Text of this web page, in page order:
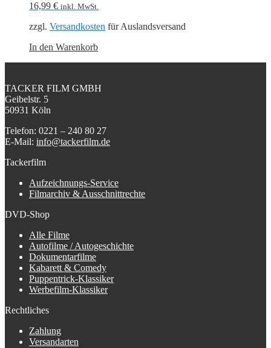
16,99 € inkl. MwSt.
zzgl. Versandkosten für Auslandsversand
In den Warenkorb
TACKER FILM GMBH
Geibelstr. 5
50931 Köln
Telefon: 0221 – 240 80 27
E-Mail: info@tackerfilm.de
Tackerfilm
Aufzeichnungs-Service
Filmarchiv & Ausschnittrechte
DVD-Shop
Alle Filme
Autofilme / Autogeschichte
Dokumentarfilme
Kabarett & Comedy
Puppentrick-Klassiker
Werbefilm-Klassiker
Rechtliches
Zahlung
Versandarten